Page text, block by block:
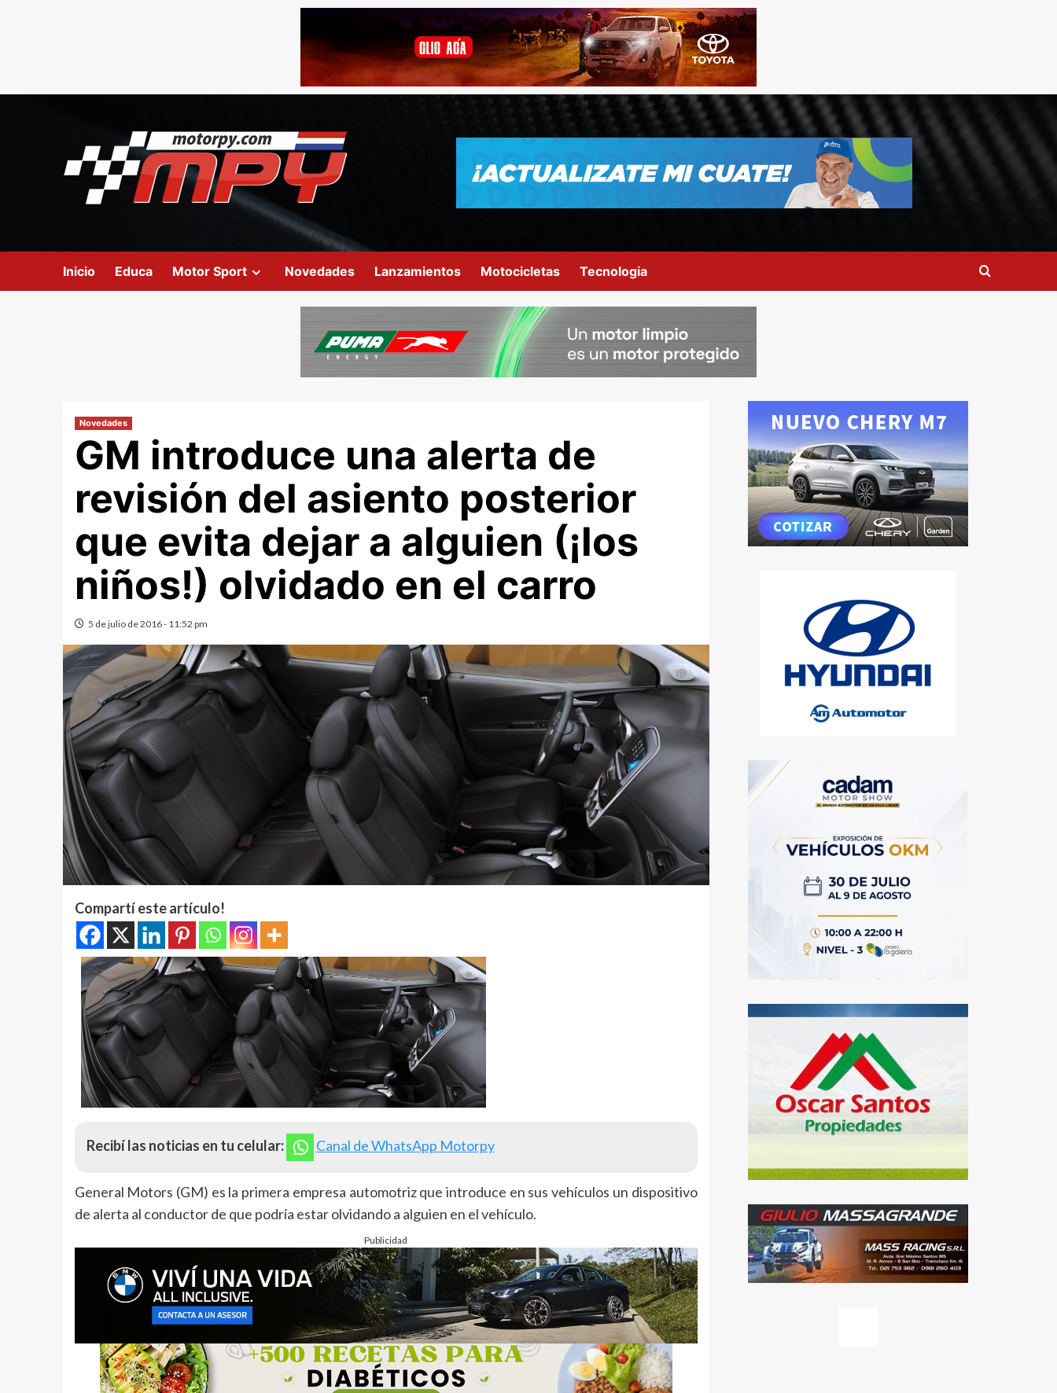
Inicio Educa Motor Sport Novedades Lanzamientos Motocicletas Tecnologia
Novedades
GM introduce una alerta de
revisión del asiento posterior
que evita dejar a alguien (¡los
niños!) olvidado en el carro
5 de julio de 2016 - 11:52 pm
Compartí este artículo!
Recibí las noticias en tu celular: Canal de WhatsApp Motorpy
General Motors (GM) es la primera empresa automotriz que introduce en sus vehículos un dispositivo
de alerta al conductor de que podría estar olvidando a alguien en el vehículo.
Publicidad